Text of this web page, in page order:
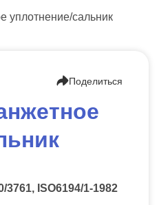
уплотнение/сальник
Поделиться
3761, ISO6194/1-1982